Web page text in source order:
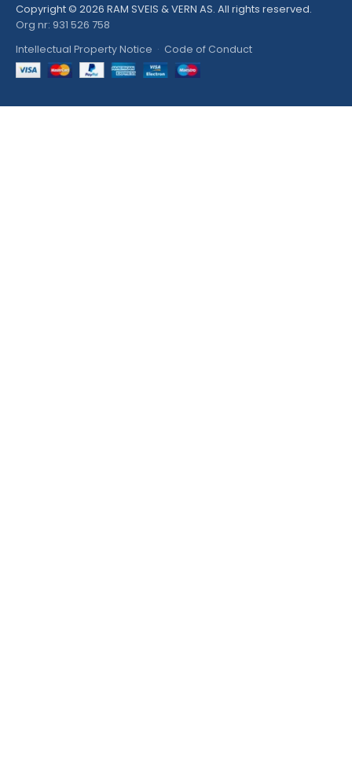
Copyright © 2026 RAM SVEIS & VERN AS. All rights reserved.
Org nr: 931 526 758
Intellectual Property Notice · Code of Conduct